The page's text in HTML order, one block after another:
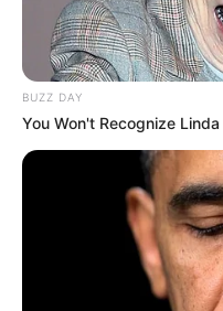
BUZZ DAY
You Won't Recognize